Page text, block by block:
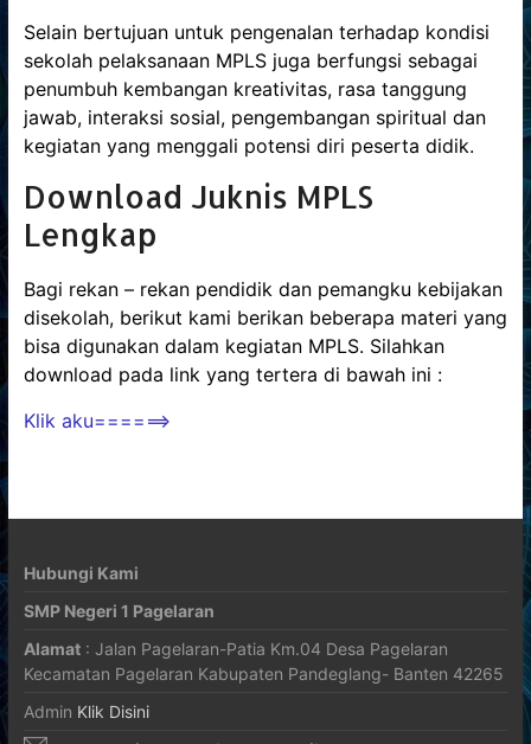
Selain bertujuan untuk pengenalan terhadap kondisi
sekolah pelaksanaan MPLS juga berfungsi sebagai
penumbuh kembangan kreativitas, rasa tanggung
jawab, interaksi sosial, pengembangan spiritual dan
kegiatan yang menggali potensi diri peserta didik.
Download Juknis MPLS
Lengkap
Bagi rekan – rekan pendidik dan pemangku kebijakan
disekolah, berikut kami berikan beberapa materi yang
bisa digunakan dalam kegiatan MPLS. Silahkan
download pada link yang tertera di bawah ini :
Klik aku======>
Hubungi Kami
SMP Negeri 1 Pagelaran
Alamat: Jalan Pagelaran-Patia Km.04 Desa Pagelaran
Kecamatan Pagelaran Kabupaten Pandeglang- Banten 42265
Admin Klik Disini